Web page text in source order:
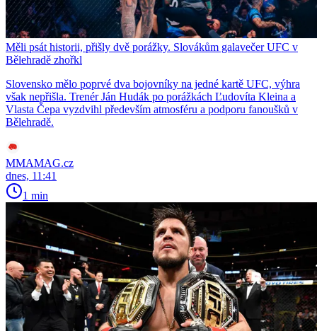
Měli psát historii, přišly dvě porážky. Slovákům galavečer UFC v
Bělehradě zhořkl
Slovensko mělo poprvé dva bojovníky na jedné kartě UFC, výhra
však nepřišla. Trenér Ján Hudák po porážkách Ľudovíta Kleina a
Vlasta Čepa vyzdvihl především atmosféru a podporu fanoušků v
Bělehradě.
MMAMAG.cz
dnes, 11:41
1 min